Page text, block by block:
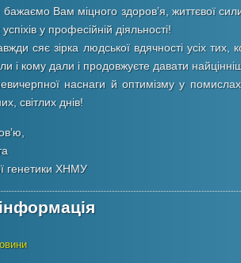
бажаємо Вам міцного здоров’я, життєвої
у професійній діяльності!
сяє зірка людської вдячності усіх тих,
і кому дали і продовжуєте давати
наснаги й оптимізму у помислах
світлих днів!
генетики ХНМУ